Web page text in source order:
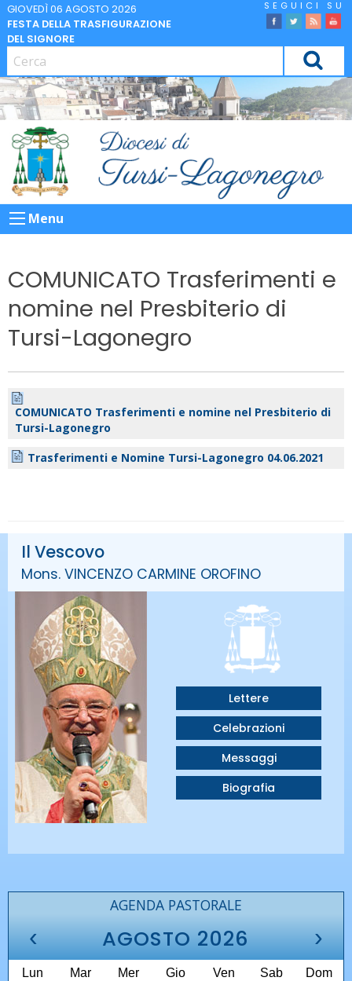
Skip
to
content
GIOVEDÌ 06 AGOSTO 2026
FESTA DELLA TRASFIGURAZIONE
DEL SIGNORE
facebook
Twitter
Feed
CERCA
Menu
COMUNICATO Trasferimenti e
nomine nel Presbiterio di
Tursi-Lagonegro
COMUNICATO Trasferimenti e nomine nel Presbiterio di
Tursi-Lagonegro
Trasferimenti e Nomine Tursi-Lagonegro 04.06.2021
Il Vescovo
Mons. VINCENZO CARMINE OROFINO
Lettere
Celebrazioni
Messaggi
Biografia
AGENDA PASTORALE
‹ AGOSTO 2026 ›
Lun Mar Mer Gio Ven Sab Dom